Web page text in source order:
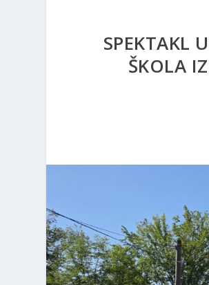
SPEKTAKL
ŠKOLA